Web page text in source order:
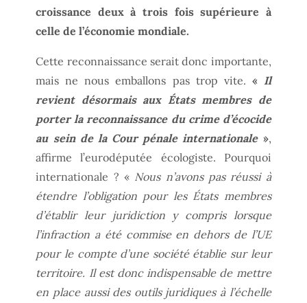
croissance deux à trois fois supérieure à
celle de l’économie mondiale.
Cette reconnaissance serait donc importante,
mais ne nous emballons pas trop vite. « Il
revient désormais aux États membres de
porter la reconnaissance du crime d’écocide
au sein de la Cour pénale internationale»,
affirme l’eurodéputée écologiste. Pourquoi
internationale ? « Nous n’avons pas réussi à
étendre l’obligation pour les États membres
d’établir leur juridiction y compris lorsque
l’infraction a été commise en dehors de l’UE
pour le compte d’une société établie sur leur
territoire. Il est donc indispensable de mettre
en place aussi des outils juridiques à l’échelle